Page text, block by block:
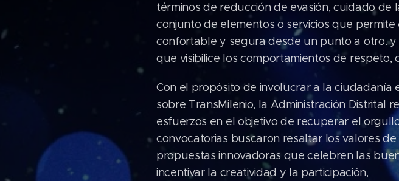
términos de reducción de evasión, cuidado
conjunto de elementos o servicios que
confortable y segura desde un punto a otro.
que visibilice los comportamientos de
Con el propósito de involucrar a la
sobre TransMilenio, la Administración
esfuerzos en el objetivo de recuperar el
convocatorias buscaron resaltar los valores
propuestas innovadoras que celebren las
incentivar la creatividad y la participación,